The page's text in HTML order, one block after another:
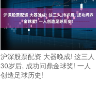
沪深股票配资 大器晚成! 这三人
30岁后, 成功问鼎金球奖! 一人
创造足球历史!